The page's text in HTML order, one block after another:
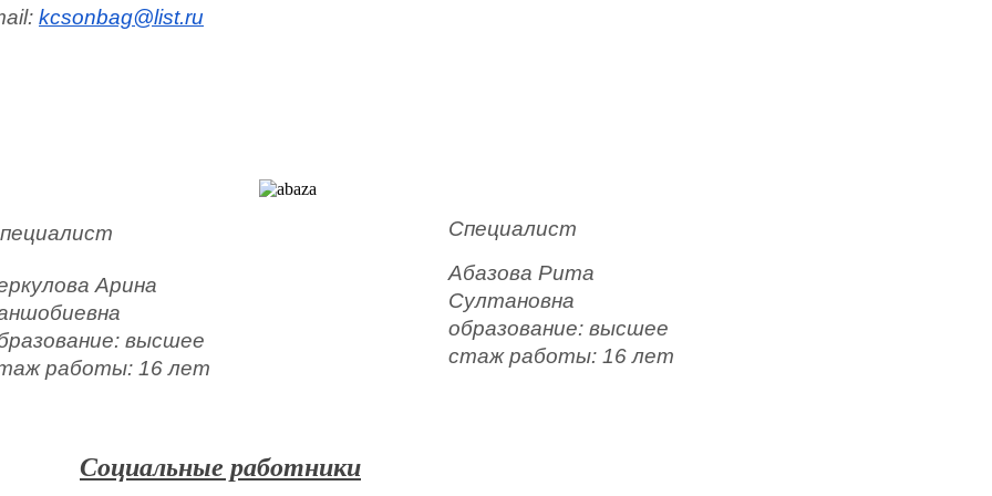
kcsonbag@list.ru
Арина
высшее
работы: 16 лет
Специалист
Абазова Рита
Султановна
образование: высшее
стаж работы: 16 лет
Социальные работники